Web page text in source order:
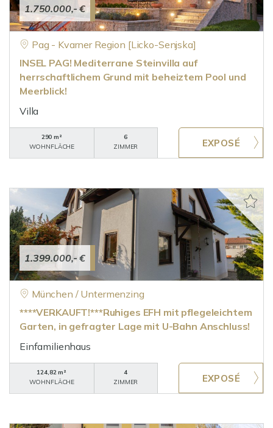
1.750.000,- €
Pag - Kvarner Region [Licko-Senjska]
INSEL PAG! Mediterrane Steinvilla auf
herrschaftlichem Grund mit beheiztem Pool und
Meerblick!
Villa
290 m²
WOHNFLÄCHE
6
ZIMMER
1.399.000,- €
München / Untermenzing
****VERKAUFT!***Ruhiges EFH mit pflegeleichtem
Garten, in gefragter Lage mit U-Bahn Anschluss!
Einfamilienhaus
124,82 m²
WOHNFLÄCHE
4
ZIMMER